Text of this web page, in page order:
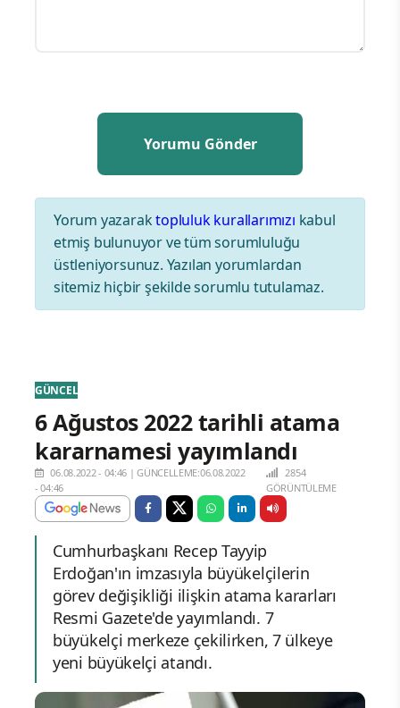
Yorum yazaraktopluluk kurallarımızı kabul
etmiş bulunuyor ve tüm sorumluluğu
üstleniyorsunuz. Yazılan yorumlardan
sitemiz hiçbir şekilde sorumlu tutulamaz.
GÜNCEL
6 Ağustos 2022 tarihli atama
kararnamesi yayımlandı
06.08.2022 - 04:46 |GÜNCELLEME:06.08.2022
- 04:46
2854
GÖRÜNTÜLEME
Cumhurbaşkanı Recep Tayyip
Erdoğan'ın imzasıyla büyükelçilerin
görev değişikliği ilişkin atama kararları
Resmi Gazete'de yayımlandı. 7
büyükelçi merkeze çekilirken, 7 ülkeye
yeni büyükelçi atandı.